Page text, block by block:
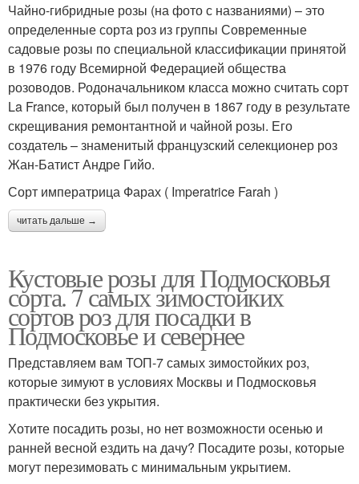
Чайно-гибридные розы (на фото с названиями) – это
определенные сорта роз из группы Современные
садовые розы по специальной классификации принятой
в 1976 году Всемирной Федерацией общества
розоводов. Родоначальником класса можно считать сорт
La France, который был получен в 1867 году в результате
скрещивания ремонтантной и чайной розы. Его
создатель – знаменитый французский селекционер роз
Жан-Батист Андре Гийо.
Сорт императрица Фарах ( Imperatrice Farah )
читать дальше →
Кустовые розы для Подмосковья
сорта. 7 самых зимостойких
сортов роз для посадки в
Подмосковье и севернее
Представляем вам ТОП-7 самых зимостойких роз,
которые зимуют в условиях Москвы и Подмосковья
практически без укрытия.
Хотите посадить розы, но нет возможности осенью и
ранней весной ездить на дачу? Посадите розы, которые
могут перезимовать с минимальным укрытием.